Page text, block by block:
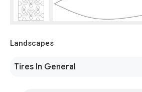
Landscapes
Tires In General